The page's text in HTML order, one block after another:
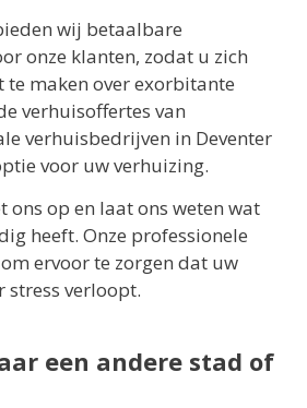
wij betaalbare
onze klanten, zodat u zich
te maken over exorbitante
verhuisoffertes van
verhuisbedrijven in Deventer
voor uw verhuizing.
ons op en laat ons weten wat
heeft. Onze professionele
ervoor te zorgen dat uw
stress verloopt.
een andere stad of